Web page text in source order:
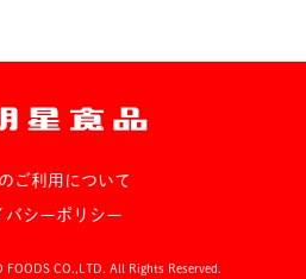
ご利用について
バシーポリシー
CO.,LTD. All Rights Reserved.